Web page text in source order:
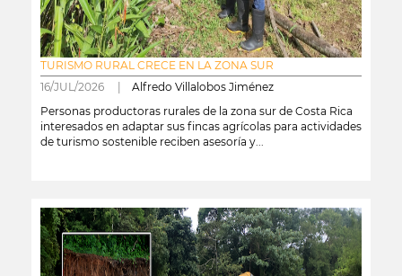
TURISMO RURAL CRECE EN LA ZONA SUR
16/JUL/2026 | Alfredo Villalobos Jiménez
Personas productoras rurales de la zona sur de Costa Rica
interesados en adaptar sus fincas agrícolas para actividades
de turismo sostenible reciben asesoría y...